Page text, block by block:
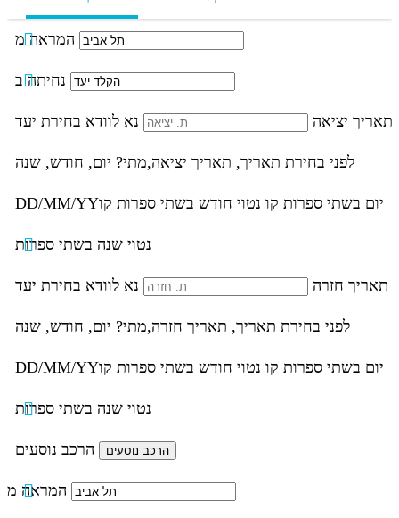
המראה מ
נחיתה ב
תאריך יציאה נא לוודא בחירת יעד
לפני בחירת תאריך, תאריך יציאה,מתי? יום, חודש, שנה
DD/MM/YYיום בשתי ספרות קו נטוי חודש בשתי ספרות קו
נטוי שנה בשתי ספרות
תאריך חזרה נא לוודא בחירת יעד
לפני בחירת תאריך, תאריך חזרה,מתי? יום, חודש, שנה
DD/MM/YYיום בשתי ספרות קו נטוי חודש בשתי ספרות קו
נטוי שנה בשתי ספרות
הרכב נוסעים
המראה מ